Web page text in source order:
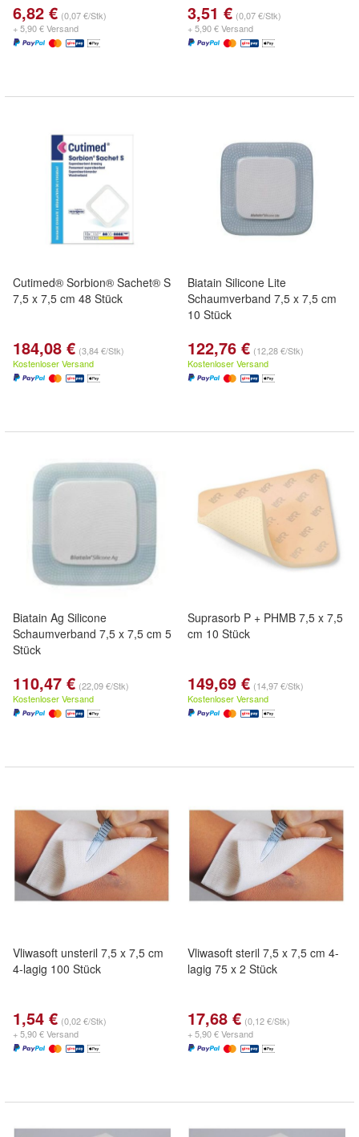
6,82 € (0,07 €/Stk)
+ 5,90 € Versand
3,51 € (0,07 €/Stk)
+ 5,90 € Versand
Cutimed® Sorbion® Sachet® S
7,5 x 7,5 cm 48 Stück
184,08 € (3,84 €/Stk)
Kostenloser Versand
Biatain Silicone Lite
Schaumverband 7,5 x 7,5 cm
10 Stück
122,76 € (12,28 €/Stk)
Kostenloser Versand
Biatain Ag Silicone
Schaumverband 7,5 x 7,5 cm 5
Stück
110,47 € (22,09 €/Stk)
Kostenloser Versand
Suprasorb P + PHMB 7,5 x 7,5
cm 10 Stück
149,69 € (14,97 €/Stk)
Kostenloser Versand
Vliwasoft unsteril 7,5 x 7,5 cm
4-lagig 100 Stück
1,54 € (0,02 €/Stk)
+ 5,90 € Versand
Vliwasoft steril 7,5 x 7,5 cm 4-
lagig 75 x 2 Stück
17,68 € (0,12 €/Stk)
+ 5,90 € Versand